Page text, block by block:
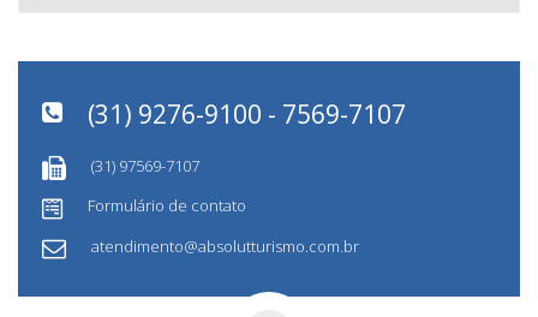
(31) 9276-9100 - 7569-7107
(31) 97569-7107
Formulário de contato
atendimento@absolutturismo.com.br